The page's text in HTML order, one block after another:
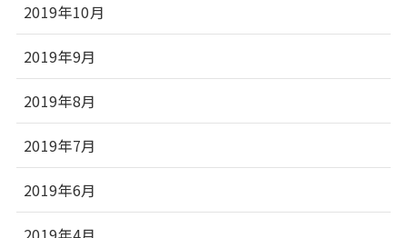
2019年10月
2019年9月
2019年8月
2019年7月
2019年6月